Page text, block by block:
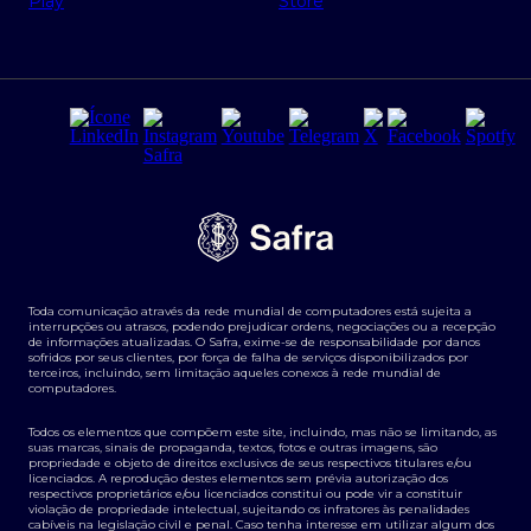
Regras e Parâmetros de Atuação Banco Safra
Segurança da Informação
Tarifas e serviços Pessoa Física
Transparência de remuneração
Termos e Condições para Portabilidade de Investimento
Derivativos
Agronegócios
Toda comunicação através da rede mundial de computadores está sujeita a
interrupções ou atrasos, podendo prejudicar ordens, negociações ou a recepção
de informações atualizadas. O Safra, exime-se de responsabilidade por danos
sofridos por seus clientes, por força de falha de serviços disponibilizados por
terceiros, incluindo, sem limitação aqueles conexos à rede mundial de
computadores.
Todos os elementos que compõem este site, incluindo, mas não se limitando, as
suas marcas, sinais de propaganda, textos, fotos e outras imagens, são
propriedade e objeto de direitos exclusivos de seus respectivos titulares e/ou
licenciados. A reprodução destes elementos sem prévia autorização dos
respectivos proprietários e/ou licenciados constitui ou pode vir a constituir
violação de propriedade intelectual, sujeitando os infratores às penalidades
cabíveis na legislação civil e penal. Caso tenha interesse em utilizar algum dos